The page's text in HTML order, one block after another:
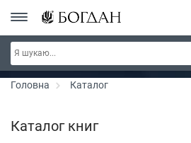
РОЗПРОДАЖ ~ 150 грн ~ 200 грн ~ 250 грн ~
300 грн ~ РОЗПРОДАЖ
Головна Каталог
Каталог книг